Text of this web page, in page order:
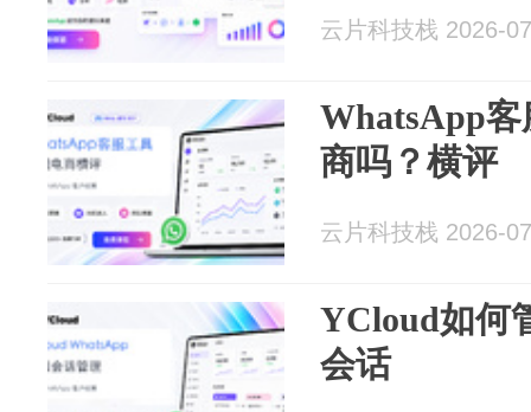
云片科技栈 2026-
WhatsApp
商吗？横评
云片科技栈 2026-
YCloud如何
会话